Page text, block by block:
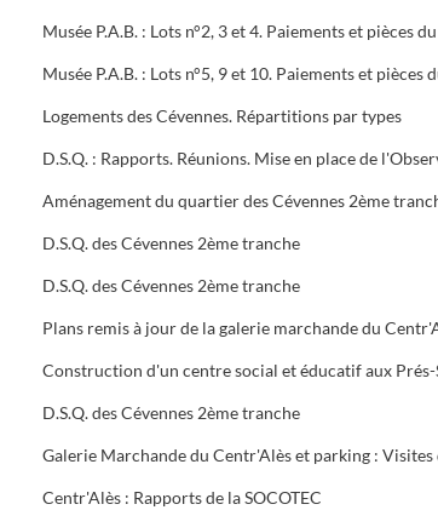
Musée P.A.B. : Lots n°2, 3 et 4. Paiements et pièces
Musée P.A.B. : Lots n°5, 9 et 10. Paiements et pièces
Logements des Cévennes. Répartitions par types
Aménagement du quartier des Cévennes 2ème
D.S.Q. des Cévennes 2ème tranche
D.S.Q. des Cévennes 2ème tranche
D.S.Q. des Cévennes 2ème tranche
Centr'Alès : Rapports de la SOCOTEC